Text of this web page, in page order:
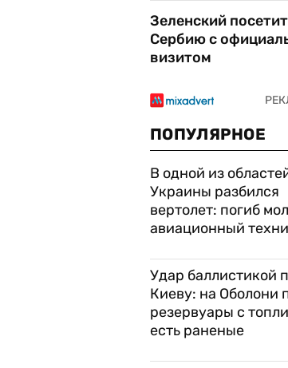
Зеленский посетит
Сербию с
визитом
ПОПУЛЯРНОЕ
В одной из
Украины разбился
вертолет: погиб
авиационный
Удар баллистикой
Киеву: на Оболони
резервуары с
есть раненые